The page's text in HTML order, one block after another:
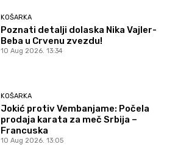
KOŠARKA
Poznati detalji dolaska Nika Vajler-
Beba u Crvenu zvezdu!
10 Aug 2026. 13:34
KOŠARKA
Jokić protiv Vembanjame: Počela
prodaja karata za meč Srbija –
Francuska
10 Aug 2026. 13:05